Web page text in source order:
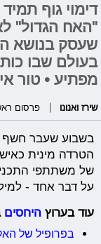
דימוי גוף
"האח הגדול"
שעסק בנושא
בעולם שבו
מפתיע • טור
שירז ואנונו פרסום ראשון: 10/01/
בשבוע שעבר חשף
הטרדה מינית
של משתתפי
על דבר אחד -
עוד בערוץהיחסים
בפרופיל של